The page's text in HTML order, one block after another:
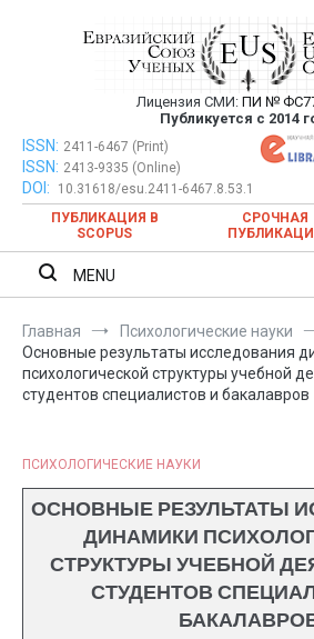
Евразийский
публикация
ежемесячном
Лицензия СМИ: ПИ №
Публикуется с 2014
Евразийский Союз Ученых —
ежемесячном научном
ISSN: 2411-6467 (Print)
ISSN: 2413-9335 (Online)
DOI:
10.31618/esu.2411-6467.8.53.1
ПУБЛИКАЦИЯ В
SCOPUS
СРОЧНАЯ
MENU
Главная
Психологические науки
Основные результаты исследования
психологической структуры учебной
студентов специалистов и бакалавров
ПСИХОЛОГИЧЕСКИЕ НАУКИ
ОСНОВНЫЕ РЕЗУЛЬТАТЫ
ДИНАМИКИ
СТРУКТУРЫ УЧЕБНОЙ
СТУДЕНТОВ